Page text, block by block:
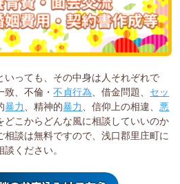
いっても、その中身は人それぞれで
致、不倫・不貞行為、借金問題、 セッ
暴力、精神的暴力、信仰上の相違、悪
どこからどんな風に相談していいのか
相談は無料ですので、浅口郡里庄町に
ください。